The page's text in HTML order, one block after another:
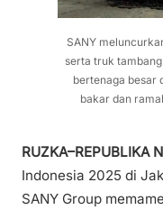
SANY
serta truk
bertenaga besar
bakar dan
RUZKA–REPUBLIKA
Indonesia 2025 di
SANY Group